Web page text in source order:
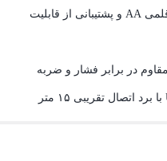
تامین انرژی از طریق ۱ عدد باتری قلمی AA و پشتیبانی از قابلیت